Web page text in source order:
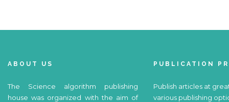
ABOUT US
The Science algorithm publishing
house was organized with the aim of
PUBLICATION
Publish articles at
various publishing